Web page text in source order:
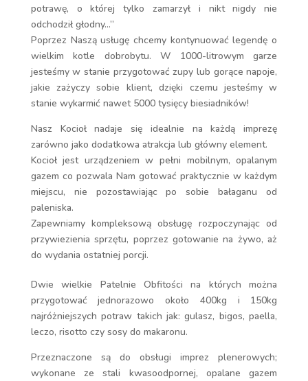
potrawę, o której tylko zamarzył i nikt nigdy nie
odchodził głodny…”
Poprzez Naszą usługę chcemy kontynuować legendę o
wielkim kotle dobrobytu. W 1000-litrowym garze
jesteśmy w stanie przygotować zupy lub gorące napoje,
jakie zażyczy sobie klient, dzięki czemu jesteśmy w
stanie wykarmić nawet 5000 tysięcy biesiadników!
Nasz Kocioł nadaje się idealnie na każdą imprezę
zarówno jako dodatkowa atrakcja lub główny element.
Kocioł jest urządzeniem w pełni mobilnym, opalanym
gazem co pozwala Nam gotować praktycznie w każdym
miejscu, nie pozostawiając po sobie bałaganu od
paleniska.
Zapewniamy kompleksową obsługę rozpoczynając od
przywiezienia sprzętu, poprzez gotowanie na żywo, aż
do wydania ostatniej porcji.
Dwie wielkie Patelnie Obfitości na których można
przygotować jednorazowo około 400kg i 150kg
najróżniejszych potraw takich jak: gulasz, bigos, paella,
leczo, risotto czy sosy do makaronu.
Przeznaczone są do obsługi imprez plenerowych;
wykonane ze stali kwasoodpornej, opalane gazem